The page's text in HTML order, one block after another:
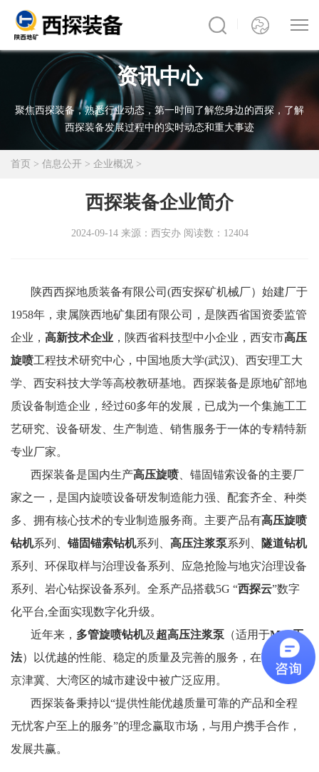
资讯中心
聚焦西探装备，熟悉行业动态，第一时间了解您身边的西探，了解
西探装备发展过程中的实时动态和重大事迹
首页 > 信息公开 > 企业概况 >
西探装备企业简介
2024-09-14 来源：西安办 阅读数：12404
陕西西探地质装备有限公司(西安探矿机械厂）始建厂于
1958年，隶属陕西地矿集团有限公司，是陕西省国资委监管
企业， 高新技术企业 ，陕西省科技型中小企业，西安市高压
旋喷工程技术研究中心，中国地质大学(武汉)、西安理工大
学、西安科技大学等高校教研基地。西探装备是原地矿部地
质设备制造企业，经过60多年的发展，已成为一个集施工工
艺研究、设备研发、生产制造、销售服务于一体的专精特新
专业厂家。
西探装备是国内生产高压旋喷 、锚固锚索设备的主要厂
家之一，是国内旋喷设备研发制造能力强、配套齐全、种类
多、拥有核心技术的专业制造服务商。主要产品有高压旋喷
钻机系列、 锚固锚索钻机系列、 高压注浆泵系列、
隧道钻机
系列、环保取样与治理设备系列、应急抢险与地灾治理设备
系列、岩心钻探设备系列。全系产品搭载5G “西探云”数字
化平台,全面实现数字化升级。
近年来， 多管旋喷钻机及 超高压注浆泵 （适用于MJS工
法）以优越的性能、稳定的质量及完善的服务，在苏浙沪、
京津冀、大湾区的城市建设中被广泛应用。
西探装备秉持以“提供性能优越质量可靠的产品和全程
无忧客户至上的服务”的理念赢取市场，与用户携手合作，
发展共赢。